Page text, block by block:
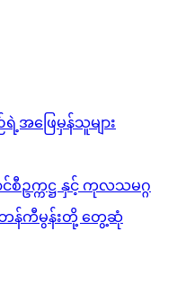
ဖြေမှန်သူများ
စီဥက္ကဋ္ဌ နှင့် ကုလသမဂ္ဂ
ာ ဘန်ကီမွန်းတို့ တွေ့ဆုံ